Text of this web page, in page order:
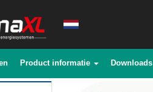
Product informatie Downloads